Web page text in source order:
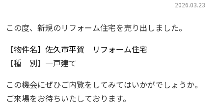
2026.03.23
この度、新規のリフォーム住宅を売り出しました。
【物件名】佐久市平賀 リフォーム住宅
【種 別】一戸建て
この機会にぜひご内覧をしてみてはいかがでしょうか。
ご来場をお待ちいたしております。